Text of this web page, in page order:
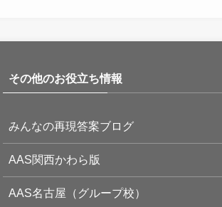
その他のお役立ち情報
みんなの再現答案ブログ
AAS関西かわら版
AAS名古屋（グループ校）